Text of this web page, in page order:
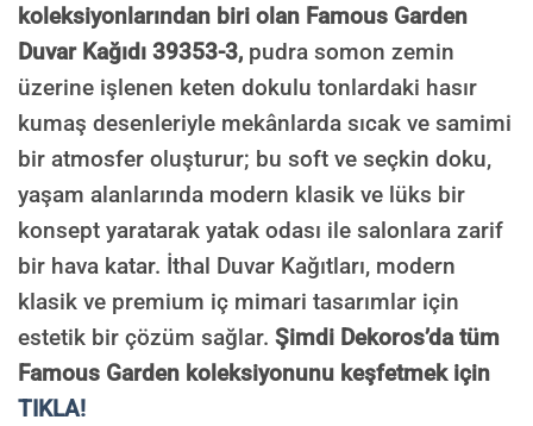
koleksiyonlarından biri olan Famous Garden
Duvar Kağıdı 39353-3, pudra somon zemin
üzerine işlenen keten dokulu tonlardaki hasır
kumaş desenleriyle mekânlarda sıcak ve samimi
bir atmosfer oluşturur; bu soft ve seçkin doku,
yaşam alanlarında modern klasik ve lüks bir
konsept yaratarak yatak odası ile salonlara zarif
bir hava katar. İthal Duvar Kağıtları, modern
klasik ve premium iç mimari tasarımlar için
estetik bir çözüm sağlar. Şimdi Dekoros’da tüm
Famous Garden koleksiyonunu keşfetmek için
TIKLA!